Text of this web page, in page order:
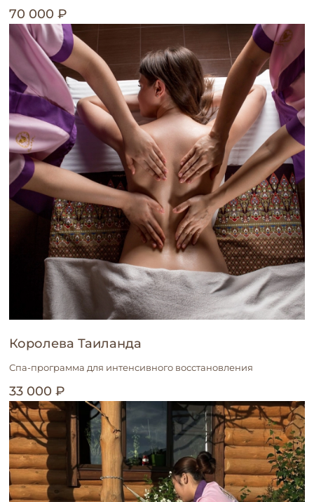
70 000 ₽
Королева Таиланда
Спа-программа для интенсивного восстановления
33 000 ₽